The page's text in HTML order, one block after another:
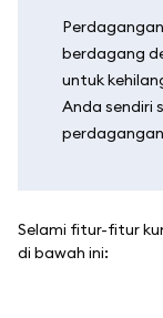
berdagang
untuk
Anda sendiri
Selami fitur-fitur
di bawah ini: